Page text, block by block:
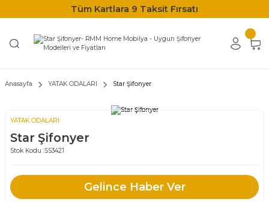
Tüm Kartlara 9 Taksit Fırsatı
Anasayfa YATAK ODALARI Star Şifonyer
YATAK ODALARI
Star Şifonyer
Stok Kodu :SS3421
Gelince Haber Ver